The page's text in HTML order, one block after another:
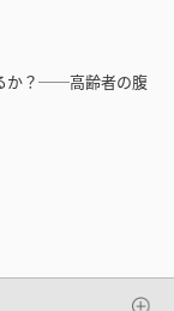
か？──高齢者の腹